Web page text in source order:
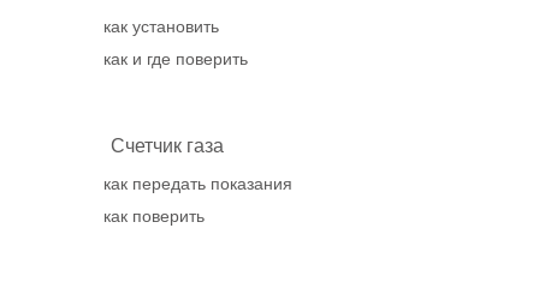
как установить
как и где поверить
Счетчик газа
как передать показания
как поверить